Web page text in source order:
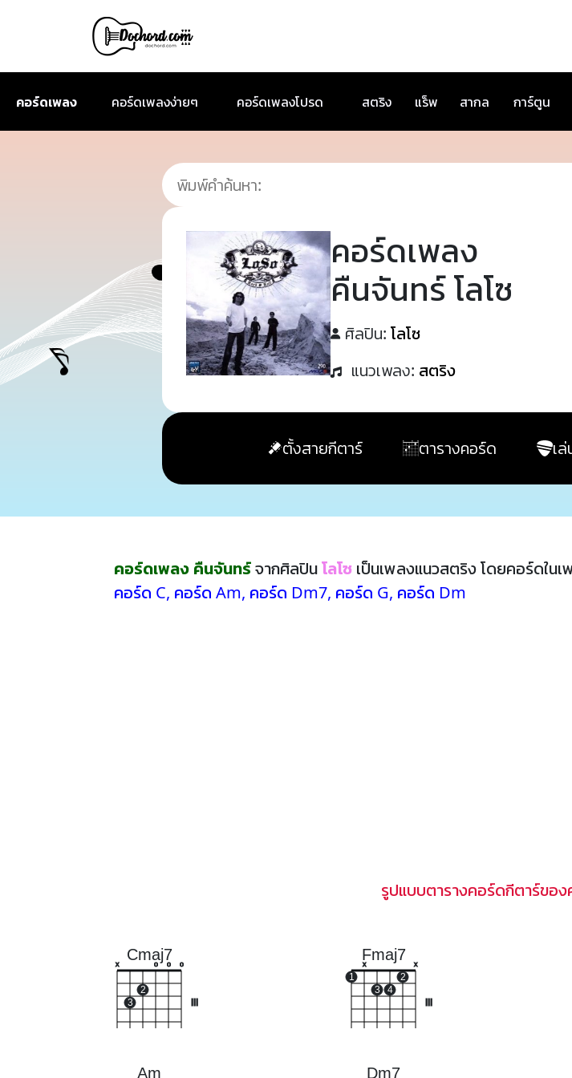
คอร์ดเพลง คอร์ดเพลงง่ายๆ คอร์ดเพลงโปรด สตริง แร็พ สากล การ์ตูน
คอร์ดเพลง
คืนจันทร์ โลโซ
ศิลปิน: โลโซ
แนวเพลง: สตริง
ตั้งสายกีตาร์ ตารางคอร์ด เ
คอร์ดเพลง คืนจันทร์จากศิลปินโลโซ เป็นเพลงแนวสตริง โดยคอร์ดใน
คอร์ด C, คอร์ด Am, คอร์ด Dm7, คอร์ด G, คอร์ด Dm
รูปแบบตารางคอร์ดกีตาร์ขอ
Cmaj7
x
3
2
o o o
Fmaj7
1
x
3 4
2
x
Am Dm7